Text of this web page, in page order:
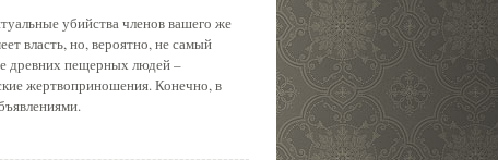
убийства членов вашего же
власть, но, вероятно, не самый
древних пещерных людей –
жертвоприношения. Конечно, в